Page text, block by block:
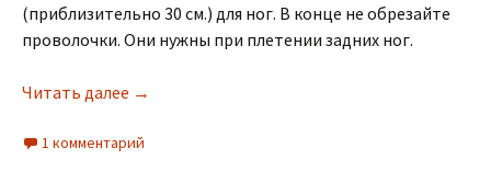
(приблизительно 30 см.) для ног. В конце не обрезайте
проволочки. Они нужны при плетении задних ног.
Читать далее →
1 комментарий